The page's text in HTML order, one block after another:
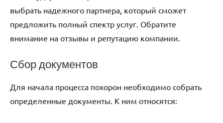
выбрать надежного партнера, который сможет
предложить полный спектр услуг. Обратите
внимание на отзывы и репутацию компании.
Сбор документов
Для начала процесса похорон необходимо собрать
определенные документы. К ним относятся: